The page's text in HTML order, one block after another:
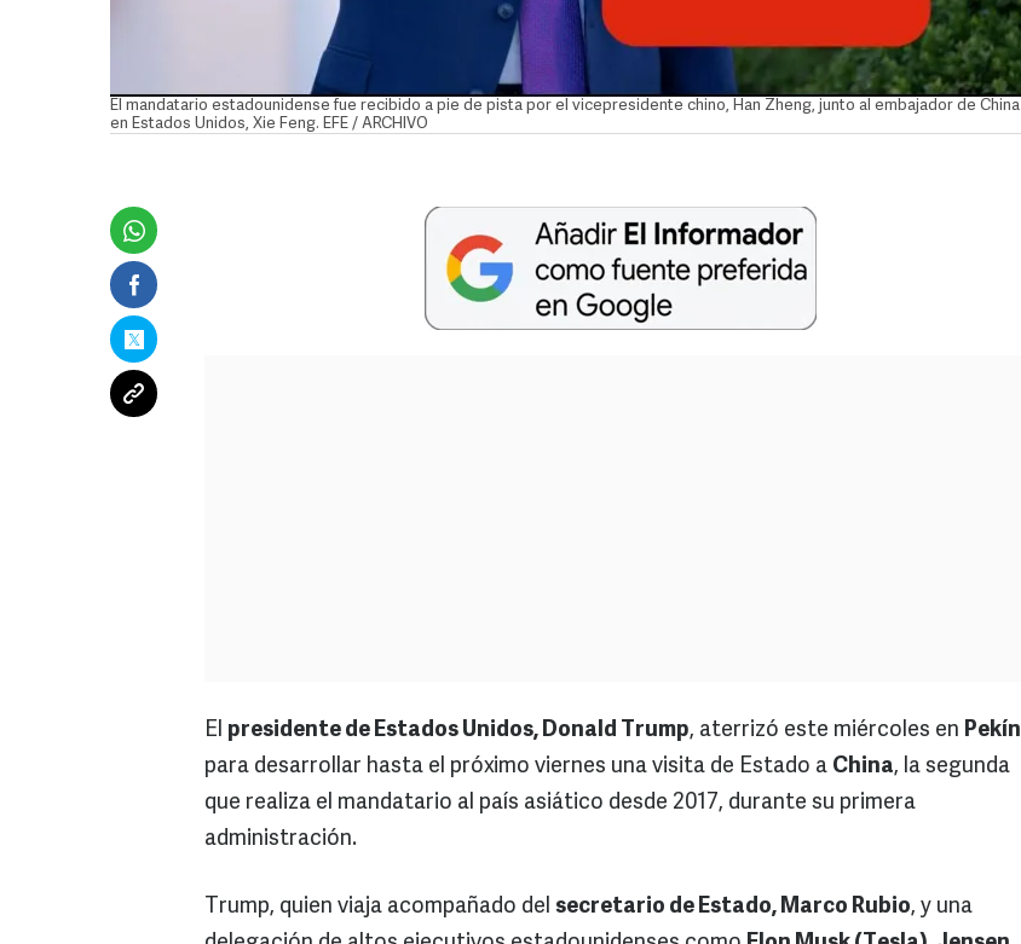
El mandatario estadounidense fue recibido a pie de pista por el vicepresidente chino, Han Zheng, junto al embajador de China
en Estados Unidos, Xie Feng. EFE / ARCHIVO
El presidente de Estados Unidos, Donald Trump, aterrizó este miércoles en Pekín
para desarrollar hasta el próximo viernes una visita de Estado a China, la segunda
que realiza el mandatario al país asiático desde 2017, durante su primera
administración.
Trump, quien viaja acompañado del secretario de Estado, Marco Rubio, y una